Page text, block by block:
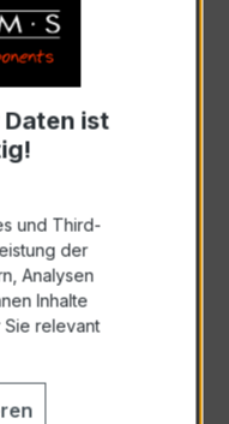
hinzufügen
Daten ist
und Third-
der
Analysen
Inhalte
relevant